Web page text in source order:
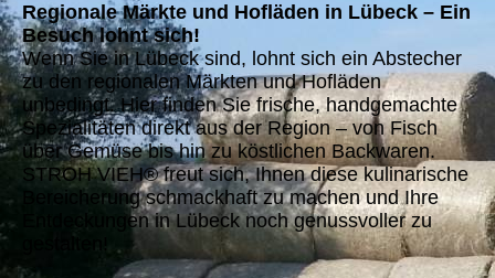
Regionale Märkte und Hofläden in Lübeck – Ein
Besuch lohnt sich!
Wenn Sie in Lübeck sind, lohnt sich ein Abstecher
zu den regionalen Märkten und Hofläden
unbedingt. Hier finden Sie frische, handgemachte
Spezialitäten direkt aus der Region – von Fisch
über Gemüse bis hin zu köstlichen Backwaren.
STROH VIEH® freut sich, Ihnen diese kulinarische
Bereicherung schmackhaft zu machen und Ihre
Entdeckungen in Lübeck noch genussvoller zu
gestalten!